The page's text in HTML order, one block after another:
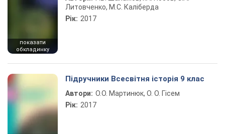
показати
обкладинку
Литовченко, М.С. Каліберда
Рік: 2017
Підручники Всесвітня історія 9 клас
Автори: О.О. Мартинюк, О. О. Гісем
Рік: 2017